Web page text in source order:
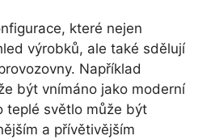
které nejen
výrobků, ale také sdělují
Například
být vnímáno jako moderní
teplé světlo může být
a přívětivějším